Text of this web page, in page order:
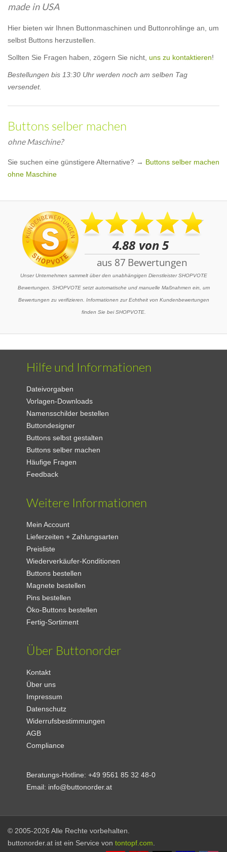
made in USA
Hier bieten wir Ihnen Buttonmaschinen und Buttonrohlinge an, um
selbst Buttons herzustellen.
Sollten Sie Fragen haben, zögern Sie nicht, uns zu kontaktieren!
Bestellungen bis 13:30 Uhr werden noch am selben Tag
versendet.
Buttons selber machen
ohne Maschine?
Sie suchen eine günstigere Alternative? → Buttons selber machen
ohne Maschine
Unser Unternehmen sammelt über den unabhängigen Dienstleister SHOPVOTE
Bewertungen. SHOPVOTE setzt automatische und manuelle Maßnahmen ein, um
Bewertungen zu verifizieren. Informationen zur Echtheit von Kundenbewertungen
finden Sie bei SHOPVOTE.
Hilfe und Informationen
Dateivorgaben
Vorlagen-Downloads
Namensschilder bestellen
Buttondesigner
Buttons selbst gestalten
Buttons selber machen
Häufige Fragen
Feedback
Weitere Informationen
Mein Account
Lieferzeiten + Zahlungsarten
Preisliste
Wiederverkäufer-Konditionen
Buttons bestellen
Magnete bestellen
Pins bestellen
Öko-Buttons bestellen
Fertig-Sortiment
Über Buttonorder
Kontakt
Über uns
Impressum
Datenschutz
Widerrufsbestimmungen
AGB
Compliance
Beratungs-Hotline:+49 9561 85 32 48-0
Email: info@buttonorder.at
© 2005-2026 Alle Rechte vorbehalten.
buttonorder.at ist ein Service von tontopf.com